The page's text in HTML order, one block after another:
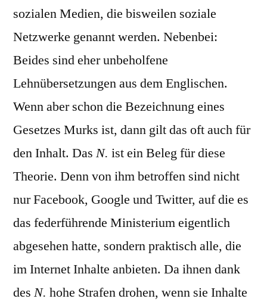
sozialen Medien, die bisweilen soziale
Netzwerke genannt werden. Nebenbei:
Beides sind eher unbeholfene
Lehnübersetzungen aus dem Englischen.
Wenn aber schon die Bezeichnung eines
Gesetzes Murks ist, dann gilt das oft auch für
den Inhalt. Das N. ist ein Beleg für diese
Theorie. Denn von ihm betroffen sind nicht
nur Facebook, Google und Twitter, auf die es
das federführende Ministerium eigentlich
abgesehen hatte, sondern praktisch alle, die
im Internet Inhalte anbieten. Da ihnen dank
des N. hohe Strafen drohen, wenn sie Inhalte